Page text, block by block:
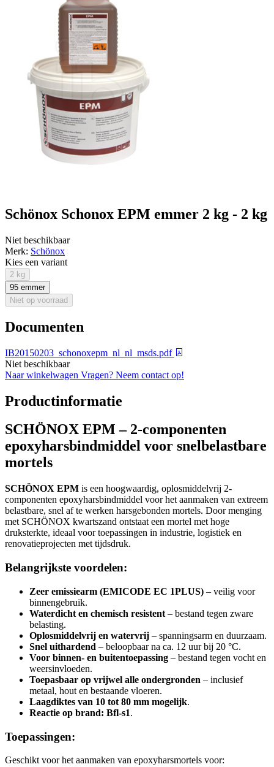
Schönox Schonox EPM emmer 2 kg - 2 kg
Niet beschikbaar
Merk: Schönox
Kies een variant
2 kg
95 emmer
Niet op voorraad
Documenten
IB20150203_schonoxepm_nl_nl_msds.pdf
Niet beschikbaar
Naar winkelwagen Vragen? Neem contact op!
Productinformatie
SCHÖNOX EPM – 2-componenten
epoxyharsbindmiddel voor snelbelastbare
mortels
SCHÖNOX EPM is een hoogwaardig, oplosmiddelvrij 2-
componenten epoxyharsbindmiddel voor het aanmaken van extreem
belastbare, snel af te werken harsgebonden mortels. Door menging
met SCHÖNOX kwartszand ontstaat een mortel met hoge
druksterkte, ideaal voor toepassingen in industrie, logistiek en
renovatieprojecten met tijdsdruk.
Belangrijkste voordelen:
Zeer emissiearm (EMICODE EC 1PLUS) – veilig voor
binnengebruik.
Waterdicht en chemisch resistent – bestand tegen zware
belasting.
Oplosmiddelvrij en watervrij – spanningsarm en duurzaam.
Snel uithardend – beloopbaar na ca. 12 uur bij 20 °C.
Voor binnen- en buitentoepassing – bestand tegen vocht en
weersinvloeden.
Toepasbaar op vrijwel alle ondergronden – inclusief
metaal, hout en bestaande vloeren.
Laagdiktes van 10 tot 80 mm mogelijk.
Reactie op brand: Bfl-s1.
Toepassingen:
Geschikt voor het aanmaken van epoxyharsmortels voor: